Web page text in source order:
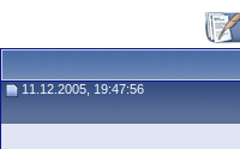
11.12.2005, 19:47:56